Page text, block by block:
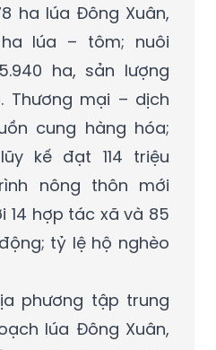
ha lúa Đông Xuân,
ha lúa – tôm; nuôi
ha, sản lượng
Thương mại – dịch
cung hàng hóa;
kế đạt 114 triệu
nông thôn mới
14 hợp tác xã và 85
tỷ lệ hộ nghèo
phương tập trung
lúa Đông Xuân,